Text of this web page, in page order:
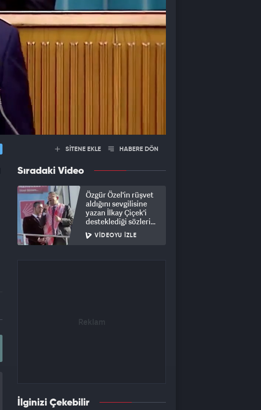
SİTENE EKLE HABERE DÖN
Sıradaki Video
Özgür Özel'in rüşvet
aldığını sevgilisine
yazan İlkay Çiçek'i
desteklediği sözleri
yeniden gündem oldu
VIDEOYU İZLE
İlginizi Çekebilir